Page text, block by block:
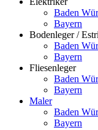
Baden
Bayern
Bodenleger /
Baden
Bayern
Fliesenleger
Baden
Bayern
Maler
Baden
Bayern